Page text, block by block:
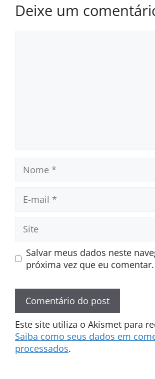
Deixe um
mail
Site
Salvar meus dados neste
próxima vez que eu comentar.
Este site utiliza o Akismet para
Saiba como seus dados em
processados.